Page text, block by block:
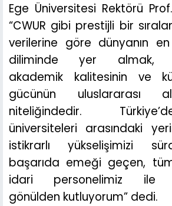
Ege Üniversitesi Rektörü
“CWUR gibi prestijli bir
verilerine göre dünyanın
diliminde yer almak,
akademik kalitesinin ve
gücünün uluslararası
niteliğindedir.
üniversiteleri arasındaki
istikrarlı yükselişimizi
başarıda emeği geçen,
idari personelimiz ile
gönülden kutluyorum” dedi.